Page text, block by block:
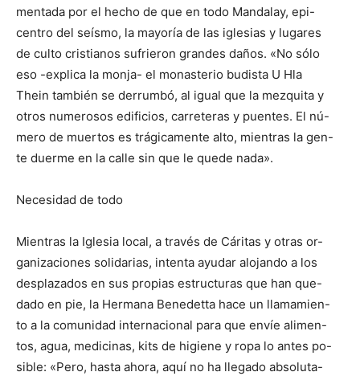
mentada por el hecho de que en todo Mandalay, epi-
centro del seísmo, la mayoría de las iglesias y lugares
de culto cristianos sufrieron grandes daños. «No sólo
eso -explica la monja- el monasterio budista U Hla
Thein también se derrumbó, al igual que la mezquita y
otros numerosos edificios, carreteras y puentes. El nú-
mero de muertos es trágicamente alto, mientras la gen-
te duerme en la calle sin que le quede nada».
Necesidad de todo
Mientras la Iglesia local, a través de Cáritas y otras or-
ganizaciones solidarias, intenta ayudar alojando a los
desplazados en sus propias estructuras que han que-
dado en pie, la Hermana Benedetta hace un llamamien-
to a la comunidad internacional para que envíe alimen-
tos, agua, medicinas, kits de higiene y ropa lo antes po-
sible: «Pero, hasta ahora, aquí no ha llegado absoluta-